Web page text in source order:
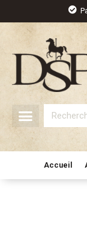
contenu
Rechercher
Accueil